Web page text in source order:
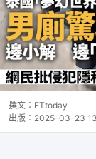
撰文： ETtoday
出版： 2025-03-23